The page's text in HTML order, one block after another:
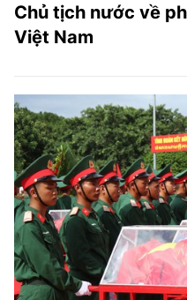
Chủ tịch nước về
Việt Nam